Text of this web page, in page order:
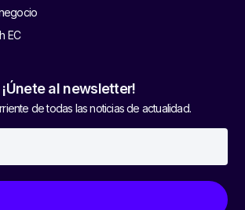
EC
¡Únete al newsletter!
de todas las noticias de actualidad.